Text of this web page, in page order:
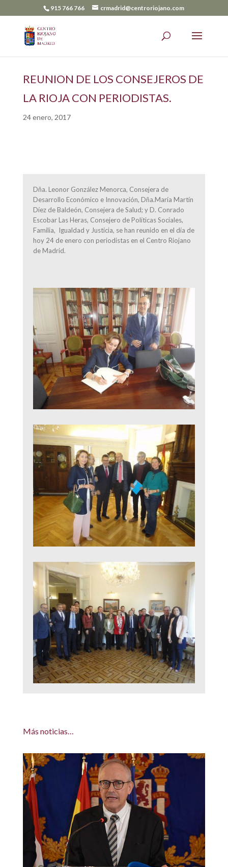
915 766 766 crmadrid@centroriojano.com
REUNION DE LOS CONSEJEROS DE
LA RIOJA CON PERIODISTAS.
24 enero, 2017
Dña. Leonor González Menorca, Consejera de
Desarrollo Económico e Innovación, Dña.María Martín
Díez de Baldeón, Consejera de Salud; y D. Conrado
Escobar Las Heras, Consejero de Políticas Sociales,
Familia, Igualdad y Justicia, se han reunido en el día de
hoy 24 de enero con periodistas en el Centro Riojano
de Madrid.
Más noticias…